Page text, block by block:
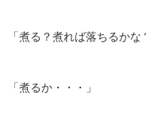
「煮る？煮れば落ちるかな
「煮るか・・・」